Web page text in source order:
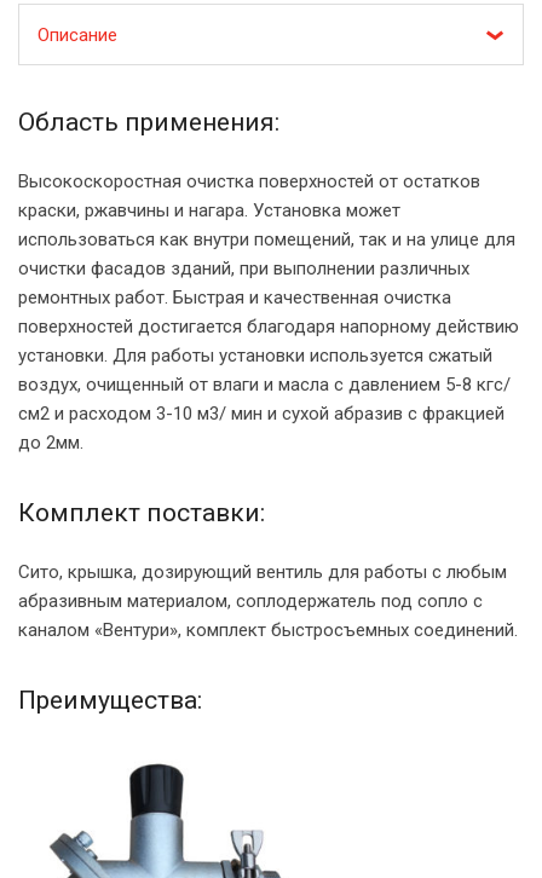
Описание
Область применения:
Высокоскоростная очистка поверхностей от остатков
краски, ржавчины и нагара. Установка может
использоваться как внутри помещений, так и на улице для
очистки фасадов зданий, при выполнении различных
ремонтных работ. Быстрая и качественная очистка
поверхностей достигается благодаря напорному действию
установки. Для работы установки используется сжатый
воздух, очищенный от влаги и масла с давлением 5-8 кгс/
см2 и расходом 3-10 м3/ мин и сухой абразив с фракцией
до 2мм.
Комплект поставки:
Сито, крышка, дозирующий вентиль для работы с любым
абразивным материалом, соплодержатель под сопло с
каналом «Вентури», комплект быстросъемных соединений.
Преимущества: